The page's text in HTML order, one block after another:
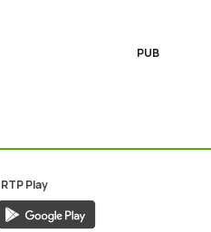
PUB
RTP Play